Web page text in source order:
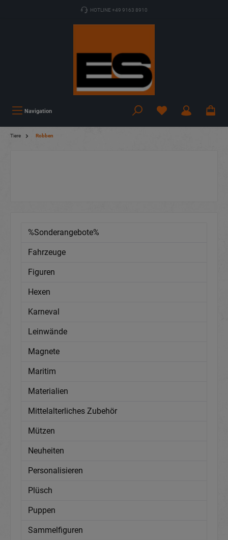
HOTLINE +49 9163 8910
Navigation
Tiere Robben
%Sonderangebote%
Fahrzeuge
Figuren
Hexen
Karneval
Leinwände
Magnete
Maritim
Materialien
Mittelalterliches Zubehör
Mützen
Neuheiten
Personalisieren
Plüsch
Puppen
Sammelfiguren